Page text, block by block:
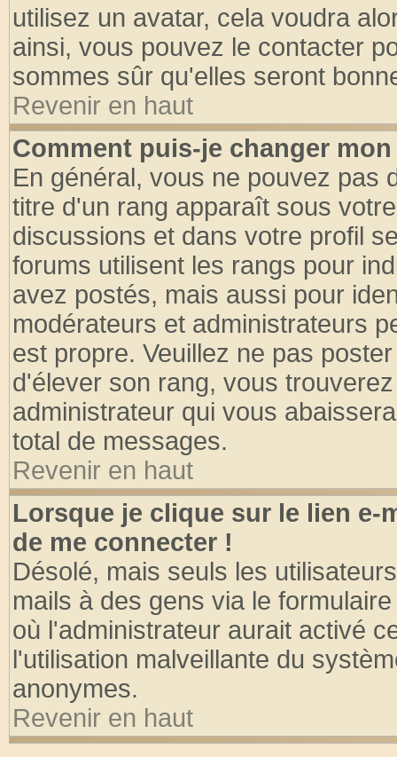
utilisez un avatar, cela voudra
ainsi, vous pouvez le contacter
sommes sûr qu'elles seront
Revenir en haut
Comment puis-je changer
En général, vous ne pouvez pas
titre d'un rang apparaît sous
discussions et dans votre profil
forums utilisent les rangs pour
avez postés, mais aussi pour
modérateurs et administrateurs
est propre. Veuillez ne pas
d'élever son rang, vous
administrateur qui vous
total de messages.
Revenir en haut
Lorsque je clique sur le lien e-
de me connecter !
Désolé, mais seuls les
mails à des gens via le
où l'administrateur aurait activé
l'utilisation malveillante du
anonymes.
Revenir en haut